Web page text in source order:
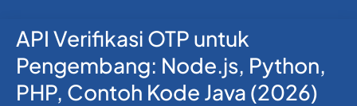
Rumah Blog
Developers
API Verifikasi OTP untuk Pengembang: Node.js,
Python, PHP, Contoh Kode Java (2026)
API Verifikasi OTP untuk
Pengembang: Node.js, Python,
PHP, Contoh Kode Java (2026)